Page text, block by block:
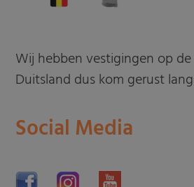
Wij hebben vestigingen op
Duitsland dus kom gerust
Social Media